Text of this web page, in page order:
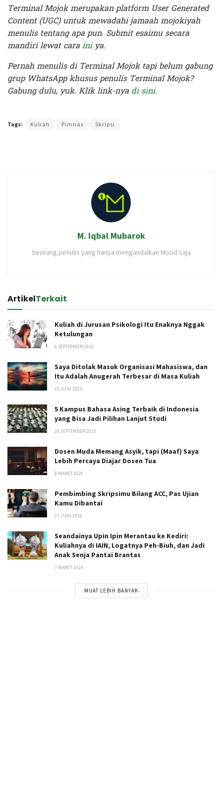
Terminal Mojok merupakan platform User Generated
Content (UGC) untuk mewadahi jamaah mojokiyah
menulis tentang apa pun. Submit esaimu secara
mandiri lewat carainiya.
Pernah menulis di Terminal Mojok tapi belum gabung
grup WhatsApp khusus penulis Terminal Mojok?
Gabung dulu, yuk. Klik link-nya di sini.
Tags: Kuliah Pimnas Skripsi
M. Iqbal Mubarok
Seorang penulis yang hanya mengandalkan Mood saja
ArtikelTerkait
Kuliah di Jurusan Psikologi Itu Enaknya Nggak
Ketulungan
6 SEPTEMBER 2020
Saya Ditolak Masuk Organisasi Mahasiswa, dan
Itu Adalah Anugerah Terbesar di Masa Kuliah
15 JUNI 2025
5 Kampus Bahasa Asing Terbaik di Indonesia
yang Bisa Jadi Pilihan Lanjut Studi
28 SEPTEMBER 2025
Dosen Muda Memang Asyik, tapi (Maaf) Saya
Lebih Percaya Diajar Dosen Tua
8 MARET 2026
Pembimbing Skripsimu Bilang ACC, Pas Ujian
Kamu Dibantai
21 JUNI 2019
Seandainya Upin Ipin Merantau ke Kediri:
Kuliahnya di IAIN, Logatnya Peh-Biuh, dan Jadi
Anak Senja Pantai Brantas
7 MARET 2024
MUAT LEBIH BANYAK